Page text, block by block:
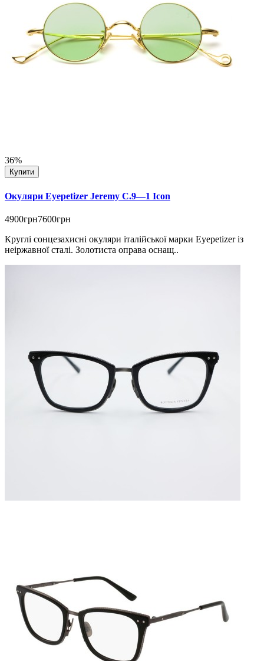
36%
Купити
Окуляри Eyepetizer Jeremy C.9—1 Icon
4900грн7600грн
Круглі сонцезахисні окуляри італійської марки Eyepetizer із
неіржавної сталі. Золотиста оправа оснащ..